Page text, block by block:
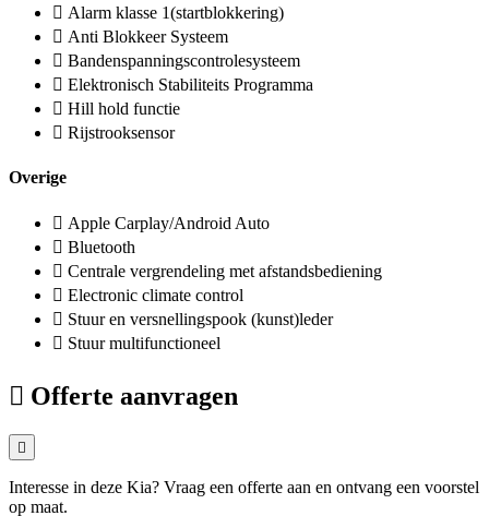
Alarm klasse 1(startblokkering)
Anti Blokkeer Systeem
Bandenspanningscontrolesysteem
Elektronisch Stabiliteits Programma
Hill hold functie
Rijstrooksensor
Overige
Apple Carplay/Android Auto
Bluetooth
Centrale vergrendeling met afstandsbediening
Electronic climate control
Stuur en versnellingspook (kunst)leder
Stuur multifunctioneel
Offerte aanvragen
Interesse in deze Kia? Vraag een offerte aan en ontvang een voorstel
op maat.